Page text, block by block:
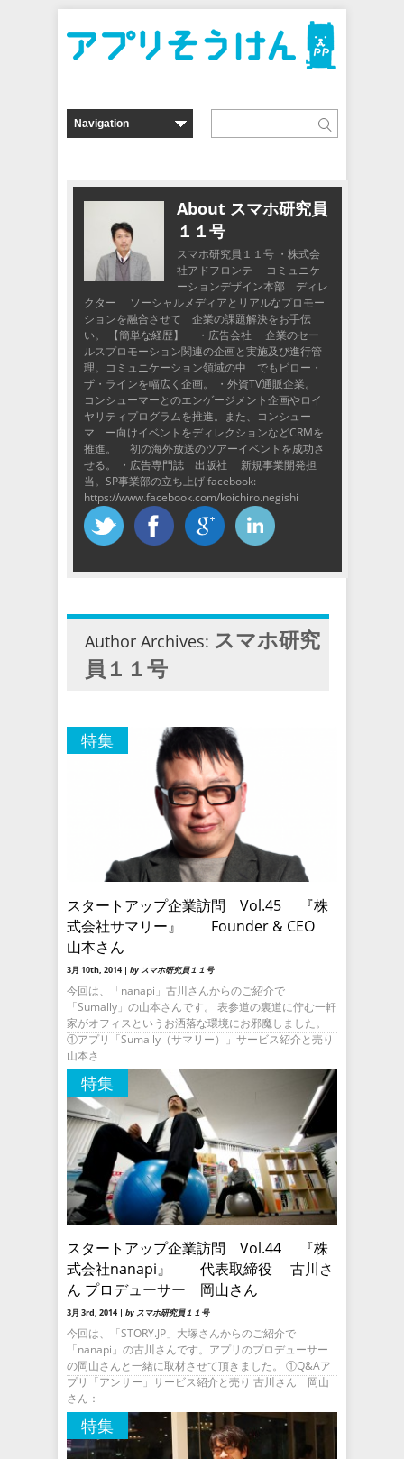
About スマホ研究員
１１号
スマホ研究員１１号 ・株式会
社アドフロンテ コミュニケ
ーションデザイン本部 ディレ
クター ソーシャルメディアとリアルなプロモー
ションを融合させて 企業の課題解決をお手伝
い。 【簡単な経歴】 ・広告会社 企業のセー
ルスプロモーション関連の企画と実施及び進行管
理。コミュニケーション領域の中 でもビロー・
ザ・ラインを幅広く企画。 ・外資TV通販企業。
コンシューマーとのエンゲージメント企画やロイ
ヤリティプログラムを推進。また、コンシュー
マ ー向けイベントをディレクションなどCRMを
推進。 初の海外放送のツアーイベントを成功さ
せる。 ・広告専門誌 出版社 新規事業開発担
当。SP事業部の立ち上げ facebook:
https://www.facebook.com/koichiro.negishi
Author Archives: スマホ研究
員１１号
特集
スタートアップ企業訪問 Vol.45 『株
式会社サマリー』 Founder & CEO
山本さん
3月 10th, 2014 | by スマホ研究員１１号
今回は、「nanapi」古川さんからのご紹介で
「Sumally」の山本さんです。 表参道の裏道に佇む一軒
家がオフィスというお洒落な環境にお邪魔しました。
①アプリ「Sumally（サマリー）」サービス紹介と売り
山本さ
特集
スタートアップ企業訪問 Vol.44 『株
式会社nanapi』 代表取締役 古川さ
ん プロデューサー 岡山さん
3月 3rd, 2014 | by スマホ研究員１１号
今回は、「STORY.JP」大塚さんからのご紹介で
「nanapi」の古川さんです。アプリのプロデューサー
の岡山さんと一緒に取材させて頂きました。 ①Q&Aア
プリ「アンサー」サービス紹介と売り 古川さん 岡山
さん：
特集